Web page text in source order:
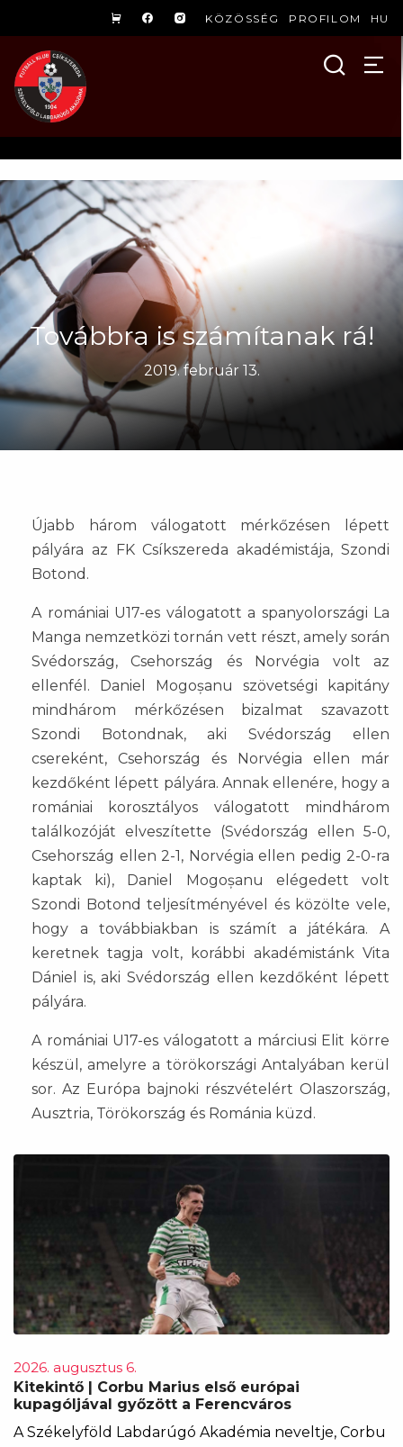
KÖZÖSSÉG PROFILOM HU
Továbbra is számítanak rá!
2019. február 13.
Újabb három válogatott mérkőzésen lépett
pályára az FK Csíkszereda akadémistája, Szondi
Botond.
A romániai U17-es válogatott a spanyolországi La
Manga nemzetközi tornán vett részt, amely során
Svédország, Csehország és Norvégia volt az
ellenfél. Daniel Mogoșanu szövetségi kapitány
mindhárom mérkőzésen bizalmat szavazott
Szondi Botondnak, aki Svédország ellen
csereként, Csehország és Norvégia ellen már
kezdőként lépett pályára. Annak ellenére, hogy a
romániai korosztályos válogatott mindhárom
találkozóját elveszítette (Svédország ellen 5-0,
Csehország ellen 2-1, Norvégia ellen pedig 2-0-ra
kaptak ki), Daniel Mogoșanu elégedett volt
Szondi Botond teljesítményével és közölte vele,
hogy a továbbiakban is számít a játékára. A
keretnek tagja volt, korábbi akadémistánk Vita
Dániel is, aki Svédország ellen kezdőként lépett
pályára.
A romániai U17-es válogatott a márciusi Elit körre
készül, amelyre a törökországi Antalyában kerül
sor. Az Európa bajnoki részvételért Olaszország,
Ausztria, Törökország és Románia küzd.
2026. augusztus 6.
Kitekintő | Corbu Marius első európai
kupagóljával győzött a Ferencváros
A Székelyföld Labdarúgó Akadémia neveltje, Corbu